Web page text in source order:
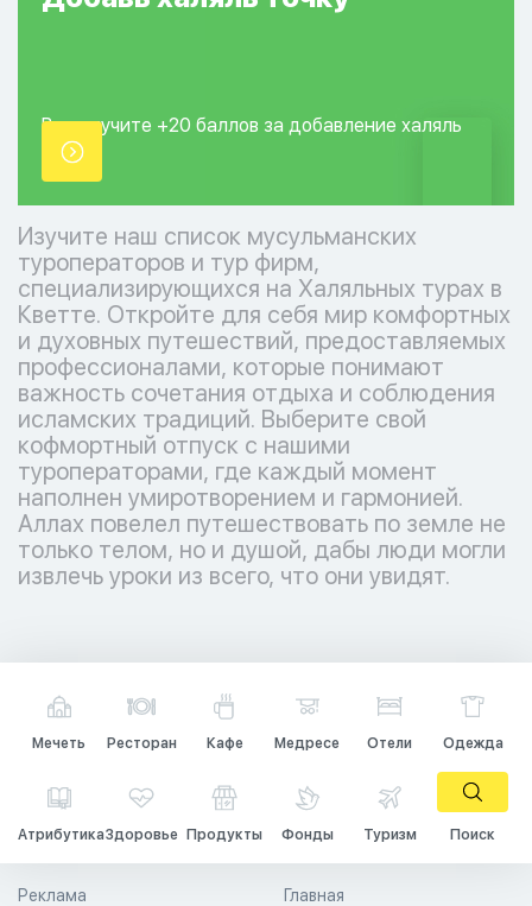
Вы получите +20 баллов за добавление халяль
точки.
Изучите наш список мусульманских
туроператоров и тур фирм,
специализирующихся на Халяльных турах в
Кветте. Откройте для себя мир комфортных
и духовных путешествий, предоставляемых
профессионалами, которые понимают
важность сочетания отдыха и соблюдения
исламских традиций. Выберите свой
кофмортный отпуск с нашими
туроператорами, где каждый момент
наполнен умиротворением и гармонией.
Аллах повелел путешествовать по земле не
только телом, но и душой, дабы люди могли
извлечь уроки из всего, что они увидят.
Мечеть Ресторан Кафе Медресе Отели Одежда
АтрибутикаЗдоровье Продукты Фонды Туризм Поиск
Главная
Реклама